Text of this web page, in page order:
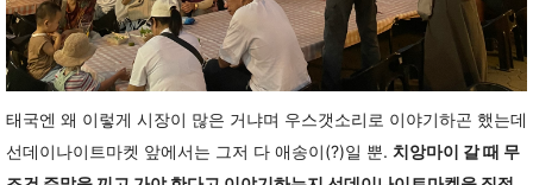
태국엔 왜 이렇게 시장이 많은 거냐며 우스갯소리로 이야기하곤 했는데
선데이나이트마켓 앞에서는 그저 다 애송이(?)일 뿐. 치앙마이 갈 때 무